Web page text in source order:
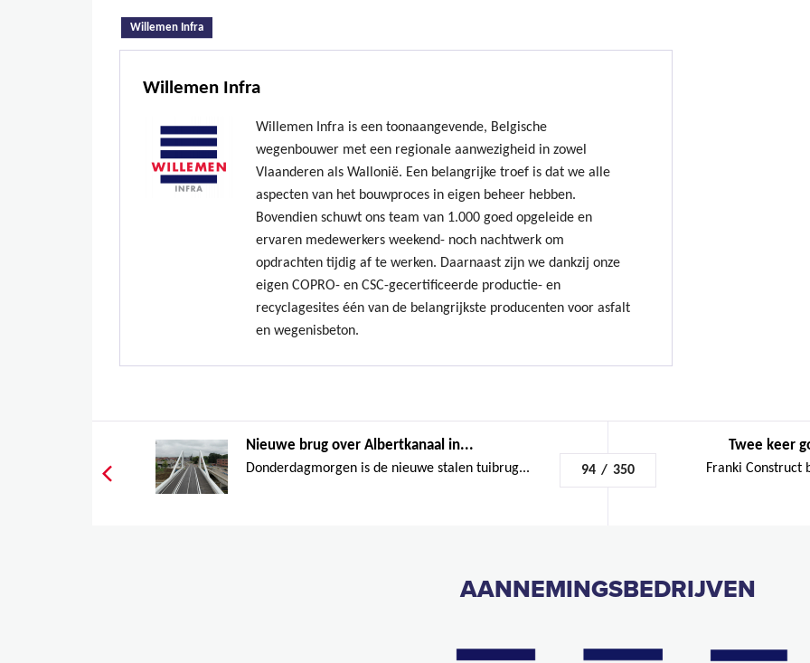
Willemen Infra
Willemen Infra
Willemen Infra is een toonaangevende, Belgische
wegenbouwer met een regionale aanwezigheid in zowel
Vlaanderen als Wallonië. Een belangrijke troef is dat we alle
aspecten van het bouwproces in eigen beheer hebben.
Bovendien schuwt ons team van 1.000 goed opgeleide en
ervaren medewerkers weekend- noch nachtwerk om
opdrachten tijdig af te werken. Daarnaast zijn we dankzij onze
eigen COPRO- en CSC-gecertificeerde productie- en
recyclagesites één van de belangrijkste producenten voor asfalt
en wegenisbeton.
Nieuwe brug over Albertkanaal in...
Donderdagmorgen is de nieuwe stalen tuibrug... 94 / 350
Twee keer
Franki Construct
AANNEMINGSBEDRIJVEN